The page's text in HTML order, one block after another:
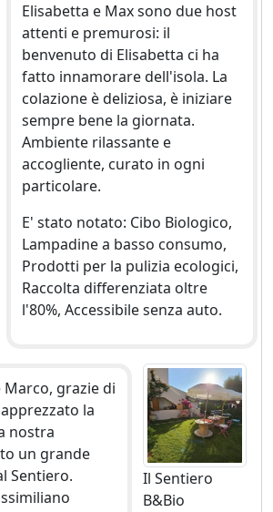
Elisabetta e Max sono due host
attenti e premurosi: il
benvenuto di Elisabetta ci ha
fatto innamorare dell'isola. La
colazione è deliziosa, è iniziare
sempre bene la giornata.
Ambiente rilassante e
accogliente, curato in ogni
particolare.
E' stato notato: Cibo Biologico,
Lampadine a basso consumo,
Prodotti per la pulizia ecologici,
Raccolta differenziata oltre
l'80%, Accessibile senza auto.
Marco, grazie di
la
nostra
un grande
Sentiero.
Il Sentiero
B&Bio